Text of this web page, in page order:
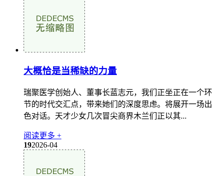
大概恰是当稀缺的力量
瑞聚医学创始人、董事长蓝志元，我们正坐正在一个环
节的时代交汇点，带来她们的深度思虑。将展开一场出
色对话。天才少女几次冒尖商界木兰们正以其...
阅读更多 +
192026-04